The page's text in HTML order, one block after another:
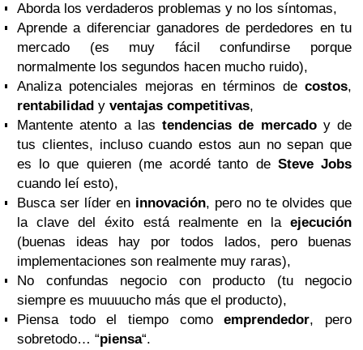
Aborda los verdaderos problemas y no los síntomas,
Aprende a diferenciar ganadores de perdedores en tu
mercado (es muy fácil confundirse porque
normalmente los segundos hacen mucho ruido),
Analiza potenciales mejoras en términos de costos,
rentabilidad y ventajas competitivas,
Mantente atento a las tendencias de mercadoy de
tus clientes, incluso cuando estos aun no sepan que
es lo que quieren (me acordé tanto de Steve Jobs
cuando leí esto),
Busca ser líder en innovación, pero no te olvides que
la clave del éxito está realmente en la ejecución
(buenas ideas hay por todos lados, pero buenas
implementaciones son realmente muy raras),
No confundas negocio con producto (tu negocio
siempre es muuuucho más que el producto),
Piensa todo el tiempo comoemprendedor, pero
sobretodo… “piensa“.